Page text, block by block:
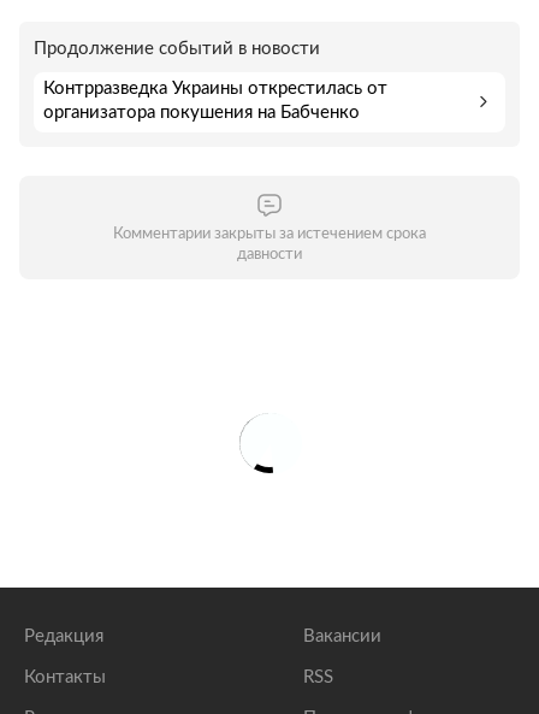
Продолжение событий в новости
Контрразведка Украины открестилась от
организатора покушения на Бабченко
Комментарии закрыты за истечением срока
давности
Редакция
Контакты
Вакансии
RSS